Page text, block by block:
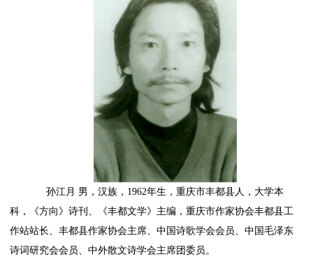
孙江月 男，汉族，1962年生，重庆市丰都县人，大学本
科，《方向》诗刊、《丰都文学》主编，重庆市作家协会丰都县工
作站站长、丰都县作家协会主席、中国诗歌学会会员、中国毛泽东
诗词研究会会员、中外散文诗学会主席团委员。